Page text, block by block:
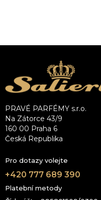
PRAVÉ PARFÉMY s.r.o.
Na Zátorce 43/9
160 00 Praha 6
Česká Republika
Pro dotazy volejte
+420 777 689 390
Platební metody